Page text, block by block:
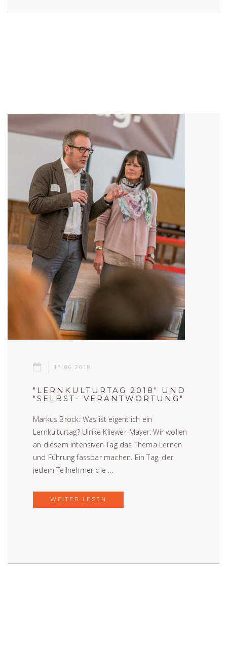
13.06.2018
"LERNKULTURTAG 2018" UND
"SELBST- VERANTWORTUNG"
Markus Brock: Was ist eigentlich ein
Lernkulturtag? Ulrike Kliewer-Mayer: Wir wollen
an diesem intensiven Tag das Thema Lernen
und Führung fassbar machen. Ein Tag, der
jedem Teilnehmer die ...
WEITER LESEN